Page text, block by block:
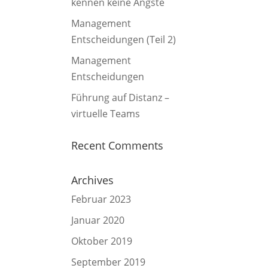
Management
Entscheidungen (Teil 2)
Management
Entscheidungen
Führung auf Distanz –
virtuelle Teams
Recent Comments
Archives
Februar 2023
Januar 2020
Oktober 2019
September 2019